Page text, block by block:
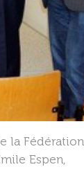
la Fédération
Espen,